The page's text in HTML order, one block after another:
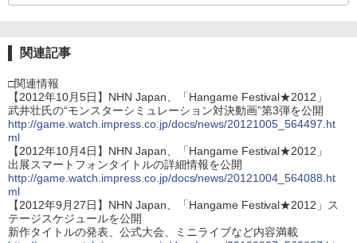
関連記事
□関連情報
【2012年10月5日】NHN Japan、「Hangame Festival★2012」
武井壮氏の“モンスターシミュレーション対決動画”第3弾を公開
http://game.watch.impress.co.jp/docs/news/20121005_564497.ht
ml
【2012年10月4日】NHN Japan、「Hangame Festival★2012」
出展スマートフォンタイトルの詳細情報を公開
http://game.watch.impress.co.jp/docs/news/20121004_564088.ht
ml
【2012年9月27日】NHN Japan、「Hangame Festival★2012」ス
テージスケジュールを公開
新作タイトルの発表、公式大会、ミニライブなど内容満載